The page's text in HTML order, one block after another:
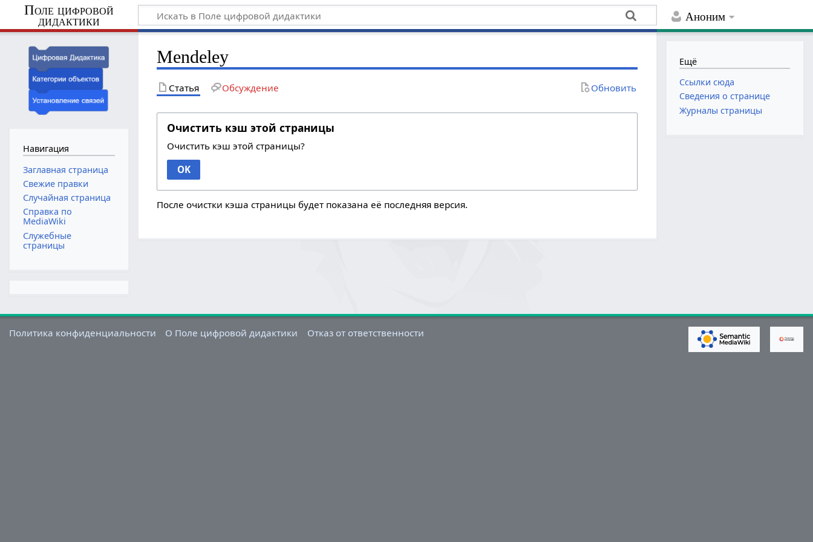
Аноним
Поле цифровой
дидактики
Mendeley
Статья Обсуждение Обновить
Очистить кэш этой страницы
Очистить кэш этой страницы?
OK
После очистки кэша страницы будет показана её последняя версия.
Навигация
Заглавная страница
Свежие правки
Случайная страница
Справка по
MediaWiki
Служебные
страницы
Ещё
Ссылки сюда
Сведения о странице
Журналы страницы
Политика конфиденциальности О Поле цифровой дидактики Отказ от ответственности